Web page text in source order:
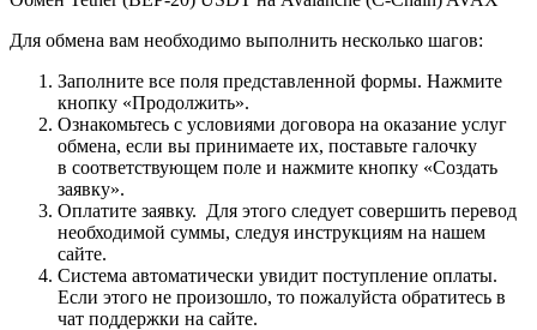
Для обмена вам необходимо выполнить несколько шагов:
Заполните все поля представленной формы. Нажмите
кнопку «Продолжить».
Ознакомьтесь с условиями договора на оказание услуг
обмена, если вы принимаете их, поставьте галочку
в соответствующем поле и нажмите кнопку «Создать
заявку».
Оплатите заявку. Для этого следует совершить перевод
необходимой суммы, следуя инструкциям на нашем
сайте.
Система автоматически увидит поступление оплаты.
Если этого не произошло, то пожалуйста обратитесь в
чат поддержки на сайте.